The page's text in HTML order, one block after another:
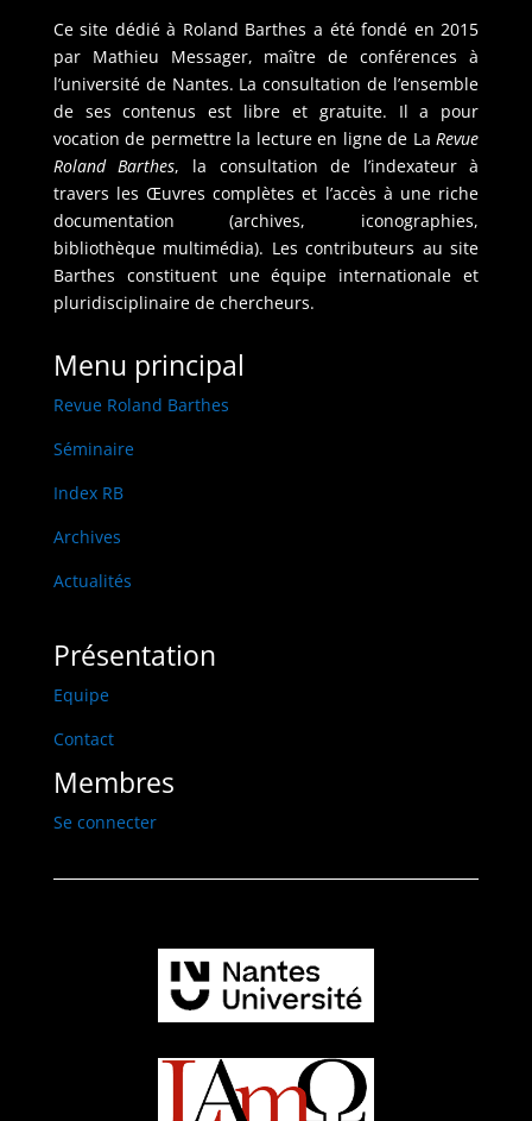
Ce site dédié à Roland Barthes a été fondé en 2015
par Mathieu Messager, maître de conférences à
l’université de Nantes. La consultation de l’ensemble
de ses contenus est libre et gratuite. Il a pour
vocation de permettre la lecture en ligne de LaRevue
Roland Barthes, la consultation de l’indexateur à
travers les Œuvres complètes et l’accès à une riche
documentation (archives, iconographies,
bibliothèque multimédia). Les contributeurs au site
Barthes constituent une équipe internationale et
pluridisciplinaire de chercheurs.
Menu principal
Revue Roland Barthes
Séminaire
Index RB
Archives
Actualités
Présentation
Equipe
Contact
Membres
Se connecter